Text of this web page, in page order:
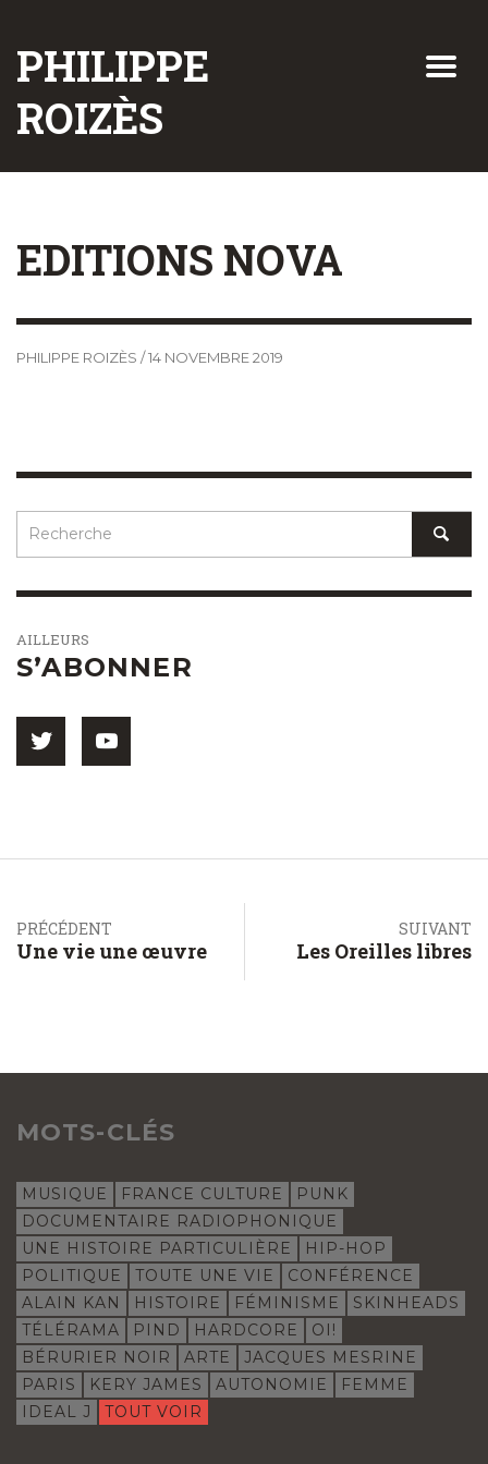
PHILIPPE
ROIZÈS
EDITIONS NOVA
PHILIPPE ROIZÈS /14 NOVEMBRE 2019
AILLEURS
S’ABONNER
SUIVANT
Les Oreilles libres
PRÉCÉDENT
Une vie une œuvre
MOTS-CLÉS
MUSIQUE FRANCE CULTURE
PUNK
DOCUMENTAIRE RADIOPHONIQUE
UNE HISTOIRE PARTICULIÈRE
HIP-HOP
POLITIQUE
TOUTE UNE VIE
CONFÉRENCE
ALAIN KAN
HISTOIRE FÉMINISME
SKINHEADS
TÉLÉRAMA
PIND HARDCORE
OI!
BÉRURIER NOIR
ARTE
JACQUES MESRINE
PARIS
KERY JAMES AUTONOMIE
FEMME
IDEAL J
TOUT VOIR